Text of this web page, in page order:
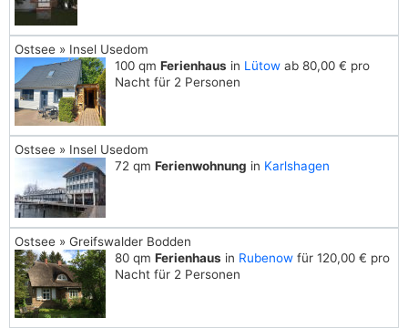
Ostsee » Insel Usedom
100 qm Ferienhaus in Lütow ab 80,00 € pro
Nacht für 2 Personen
Ostsee » Insel Usedom
72 qm Ferienwohnung in Karlshagen
Ostsee » Greifswalder Bodden
80 qm Ferienhaus in Rubenow für 120,00 € pro
Nacht für 2 Personen